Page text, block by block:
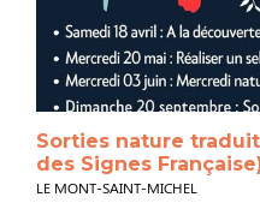
Sorties nature
des Signes
LE MONT-SAINT-MICHEL